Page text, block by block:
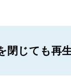
閉じても再